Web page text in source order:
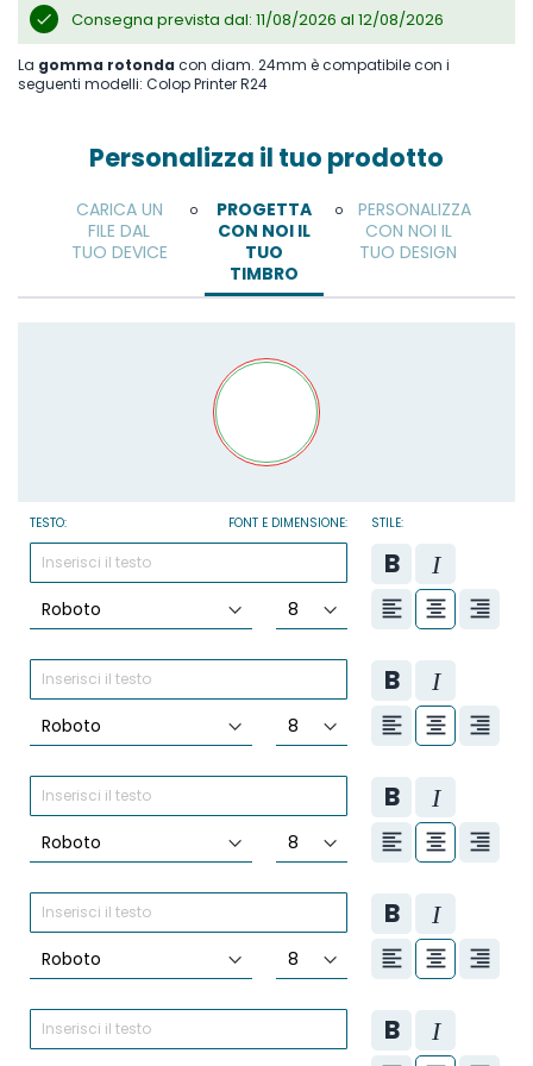
Consegna prevista dal: 11/08/2026 al 12/08/2026
La gomma rotonda con diam. 24mm è compatibile con i
seguenti modelli: Colop Printer R24
Personalizza il tuo prodotto
CARICA UN
FILE DAL
TUO DEVICE
o
PROGETTA
CON NOI IL
TUO
TIMBRO
TESTO: FONT E DIMENSIONE: STILE:
o
PERSONALIZZA
CON NOI IL
TUO DESIGN